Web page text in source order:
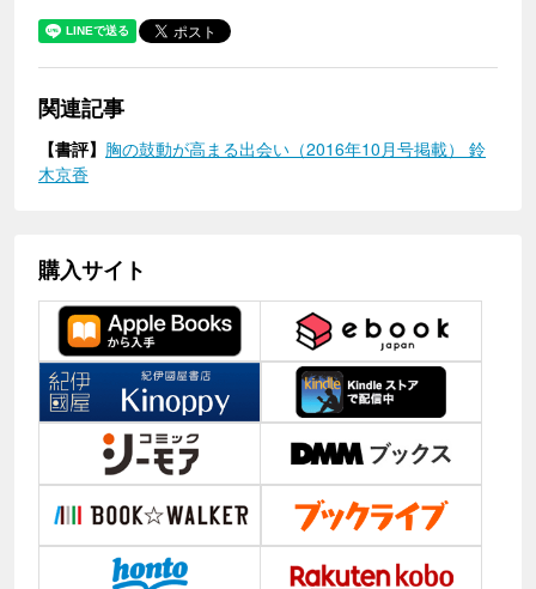
関連記事
【書評】 胸の鼓動が高まる出会い（2016年10月号掲載） 鈴
木京香
購入サイト